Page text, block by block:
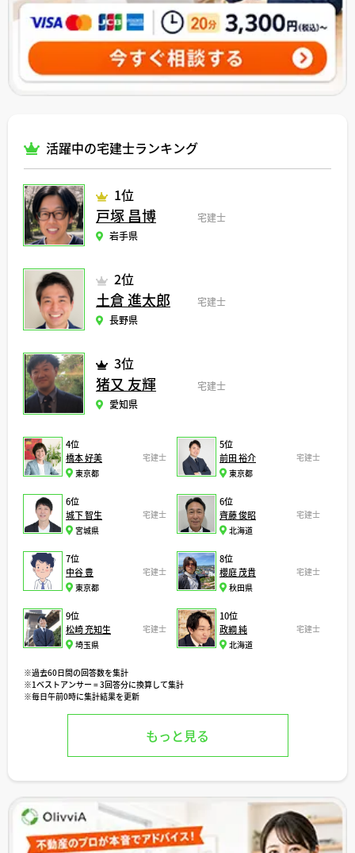
活躍中の宅建士ランキング
1位
戸塚 昌博
宅建士
岩手県
2位
土倉 進太郎
宅建士
長野県
3位
猪又 友輝
宅建士
愛知県
4位
橋本 好美
宅建士
東京都
5位
前田 裕介
宅建士
東京都
6位
城下 智生
宅建士
宮城県
6位
齊藤 俊昭
宅建士
北海道
7位
中谷 豊
宅建士
東京都
8位
櫻庭 茂貴
宅建士
秋田県
9位
松崎 充知生
宅建士
埼玉県
10位
政綱 純
宅建士
北海道
※過去60日間の回答数を集計
※1ベストアンサー = 3回答分に換算して集計
※毎日午前0時に集計結果を更新
もっと見る